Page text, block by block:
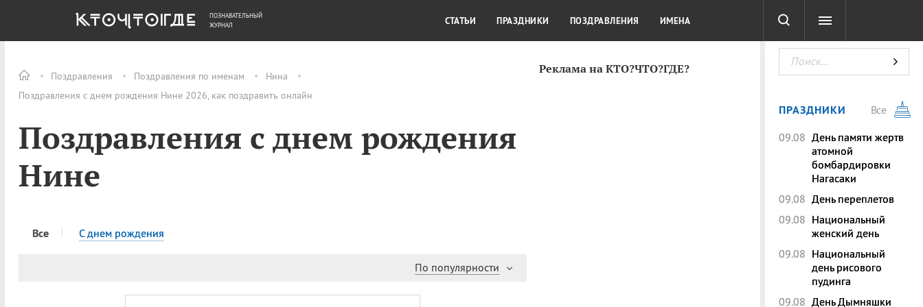
Поздравления Поздравления по именам
Нина
Поздравления с днем рождения Нине 2026, как поздравить онлайн
Поздравления с днем рождения
Нине
Все C днем рождения
По популярности
Реклама на КТО?ЧТО?ГДЕ?
ОБЩЕСТВО ДЕНЬГИ КУЛЬТУРА КРАСОТА ТЕСТЫ
ПОЗНАВАТЕЛЬНЫЙ
ЖУРНАЛ
СТАТЬИ ПРАЗДНИКИ ПОЗДРАВЛЕНИЯ ИМЕНА
ПРАЗДНИКИ
Все
09.08 День памяти жертв
атомной
бомбардировки
Нагасаки
09.08 День переплетов
09.08 Национальный
женский день
09.08 Национальный
день рисового
пудинга
09.08 День Дымняшки